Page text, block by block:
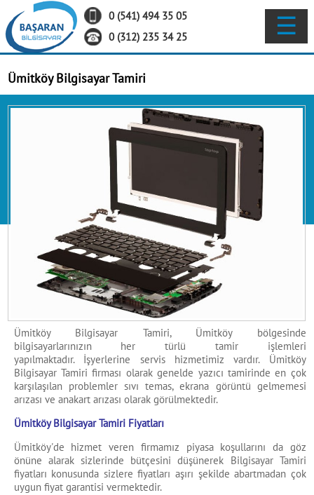
0 (541) 494 35 05
0 (312) 235 34 25
ANA SAYFA ☰
Ümitköy Bilgisayar Tamiri
Ümitköy Bilgisayar Tamiri, Ümitköy bölgesinde
bilgisayarlarınızın her türlü tamir işlemleri
yapılmaktadır. İşyerlerine servis hizmetimiz vardır. Ümitköy
Bilgisayar Tamiri firması olarak genelde yazıcı tamirinde en çok
karşılaşılan problemler sıvı temas, ekrana görüntü gelmemesi
arızası ve anakart arızası olarak görülmektedir.
Ümitköy Bilgisayar Tamiri Fiyatları
Ümitköy'de hizmet veren firmamız piyasa koşullarını da göz
önüne alarak sizlerinde bütçesini düşünerek Bilgisayar Tamiri
fiyatları konusunda sizlere fiyatları aşırı şekilde abartmadan çok
uygun fiyat garantisi vermektedir.